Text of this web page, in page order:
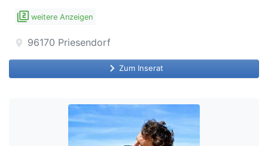
filter_2 weitere Anzeigen
location_on 96170 Priesendorf
keyboard_arrow_right Zum Inserat